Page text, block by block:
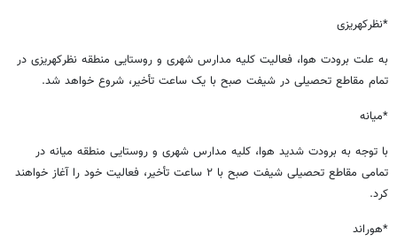
*نظرکهریزی
به علت برودت هوا، فعالیت کلیه مدارس شهری و روستایی منطقه نظرکهریزی در
تمام مقاطع تحصیلی در شیفت صبح با یک ساعت تأخیر، شروع خواهد شد.
*میانه
با توجه به برودت شدید هوا، کلیه مدارس شهری و روستایی منطقه میانه در
تمامی مقاطع تحصیلی شیفت صبح با ۲ ساعت تأخیر، فعالیت خود را آغاز خواهند
کرد.
*هوراند